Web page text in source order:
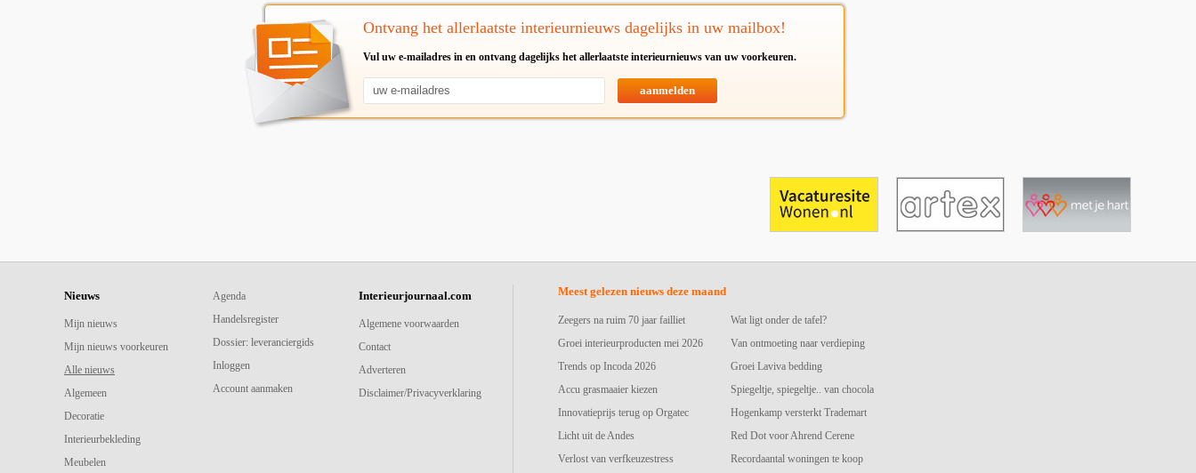
Ontvang het allerlaatste interieurnieuws dagelijks in uw mailbox!
Vul uw e-mailadres in en ontvang dagelijks het allerlaatste interieurnieuws van uw voorkeuren.
aanmelden
Nieuws
Mijn nieuws
Mijn nieuws voorkeuren
Alle nieuws
Algemeen
Decoratie
Interieurbekleding
Meubelen
Agenda
Handelsregister
Dossier: leveranciergids
Inloggen
Account aanmaken
Interieurjournaal.com
Algemene voorwaarden
Contact
Adverteren
Disclaimer/Privacyverklaring
Meest gelezen nieuws deze maand
Zeegers na ruim 70 jaar failliet
Groei interieurproducten mei 2026
Trends op Incoda 2026
Accu grasmaaier kiezen
Innovatieprijs terug op Orgatec
Licht uit de Andes
Verlost van verfkeuzestress
Wat ligt onder de tafel?
Van ontmoeting naar verdieping
Groei Laviva bedding
Spiegeltje, spiegeltje.. van chocola
Hogenkamp versterkt Trademart
Red Dot voor Ahrend Cerene
Recordaantal woningen te koop